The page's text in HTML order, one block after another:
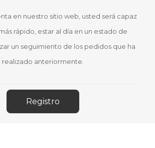
en nuestro sitio web, usted será capaz
rápido, estar al día en un estado de
un seguimiento de los pedidos que ha
realizado anteriormente.